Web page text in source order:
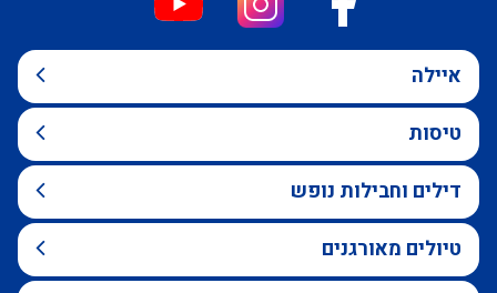
איילה
טיסות
דילים וחבילות נופש
טיולים מאורגנים